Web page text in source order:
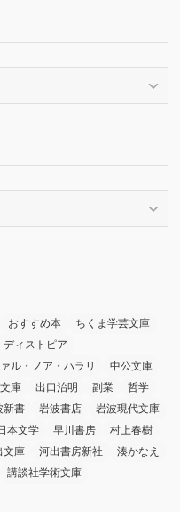
おすすめ本
ちくま学芸文庫
ディストピア
ル・ノア・ハラリ
中公文庫
庫 出口治明 副業
哲学
新書 岩波書店
岩波現代文庫
本文学 早川書房
村上春樹
文庫 河出書房新社
湊かなえ
講談社学術文庫